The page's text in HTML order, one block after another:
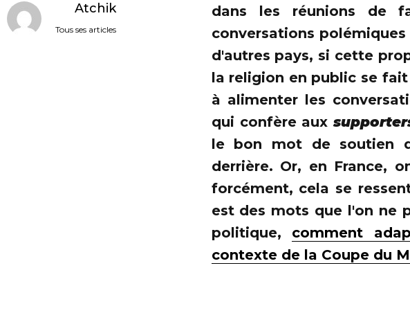
Atchik
Tous ses articles
dans les réunions de
conversations
d'autres pays, si cette
la religion en public se
à alimenter les
qui confère aux
le bon mot de soutien
derrière. Or, en France,
forcément, cela se
est des mots que l'on ne
politique, comment
contexte de la Coupe du